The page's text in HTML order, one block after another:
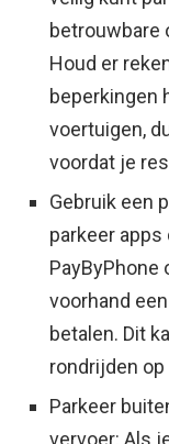
betrouwbare
Houd er
beperkingen
voertuigen,
voordat je
Gebruik een
parkeer
PayByPhone
voorhand
betalen. Dit
rondrijden
Parkeer
vervoer: Als